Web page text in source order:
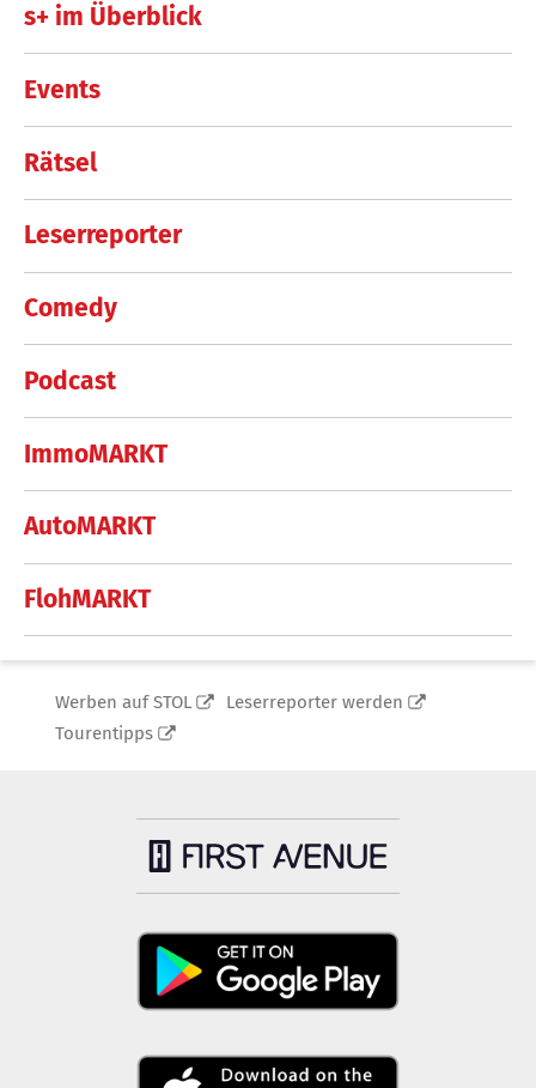
s+ im Überblick
Events
Rätsel
Leserreporter
Comedy
Podcast
ImmoMARKT
AutoMARKT
FlohMARKT
Werben auf STOL
Leserreporter werden
Tourentipps